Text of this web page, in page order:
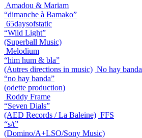
Amadou & Mariam
“dimanche à Bamako”
65daysofstatic
“Wild Light”
(Superball Music)
Melodium
“him hum & bla”
(Autres directions in music) No hay banda
“no hay banda”
(odette production)
Roddy Frame
“Seven Dials”
(AED Records / La Baleine) FFS
“s/t”
(Domino/A+LSO/Sony Music)